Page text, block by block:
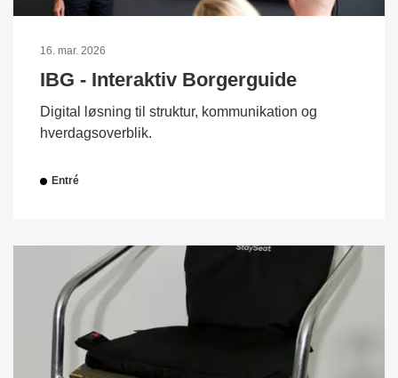
16. mar. 2026
IBG - Interaktiv Borgerguide
Digital løsning til struktur, kommunikation og
hverdagsoverblik.
Entré